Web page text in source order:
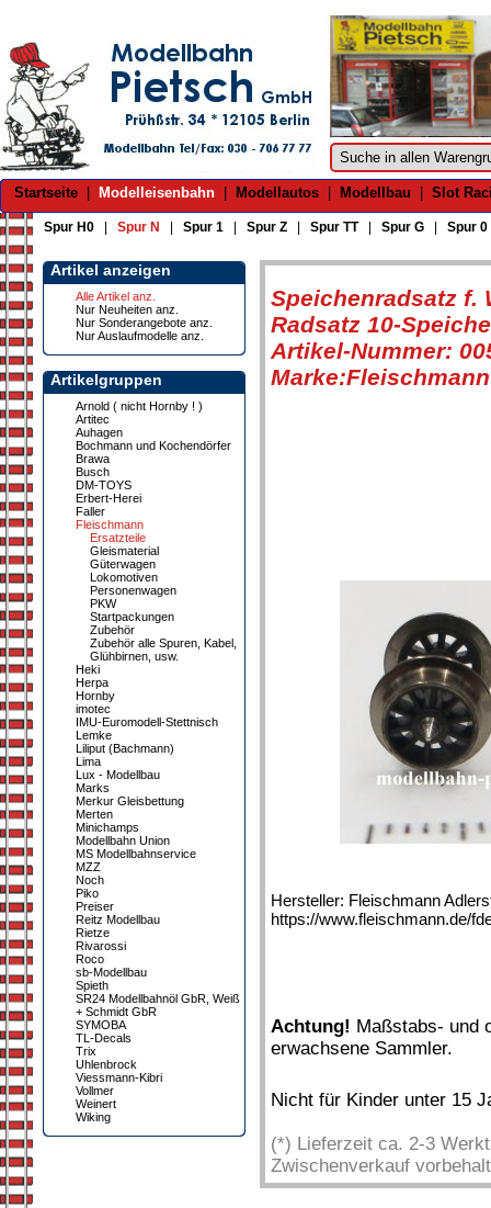
Startseite Modelleisenbahn Modellautos Modellbau Slot
Spur H0 Spur N Spur 1 Spur Z Spur TT| Spur G Spur 0
Artikel anzeigen
Alle Artikel anz.
Nur Neuheiten anz.
Nur Sonderangebote anz.
Nur Auslaufmodelle anz.
Artikelgruppen
Arnold ( nicht Hornby ! )
Artitec
Auhagen
Bochmann und Kochendörfer
Brawa
Busch
DM-TOYS
Erbert-Herei
Faller
Fleischmann
Ersatzteile
Gleismaterial
Güterwagen
Lokomotiven
Personenwagen
PKW
Startpackungen
Zubehör
Zubehör alle Spuren, Kabel,
Glühbirnen, usw.
Heki
Herpa
Hornby
imotec
IMU-Euromodell-Stettnisch
Lemke
Liliput (Bachmann)
Lima
Lux - Modellbau
Marks
Merkur Gleisbettung
Merten
Minichamps
Modellbahn Union
MS Modellbahnservice
MZZ
Noch
Piko
Preiser
Reitz Modellbau
Rietze
Rivarossi
Roco
sb-Modellbau
Spieth
SR24 Modellbahnöl GbR, Weiß
+ Schmidt GbR
SYMOBA
TL-Decals
Trix
Uhlenbrock
Viessmann-Kibri
Vollmer
Weinert
Wiking
Speichenradsatz f.
Radsatz 10-
Artikel-Nummer:
Marke:Fleischmann
Hersteller: Fleischmann
https://www.fleischmann.de/
Achtung! Maßstabs- und
erwachsene Sammler.
Nicht für Kinder unter 15
(*) Lieferzeit ca. 2-3
Zwischenverkauf